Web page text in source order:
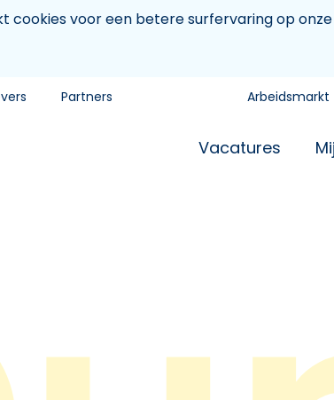
cookies voor een betere surfervaring op
Partners Arbeidsmarkt
Vacatures